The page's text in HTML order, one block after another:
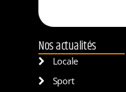
Nos actualités
Locale
Sport